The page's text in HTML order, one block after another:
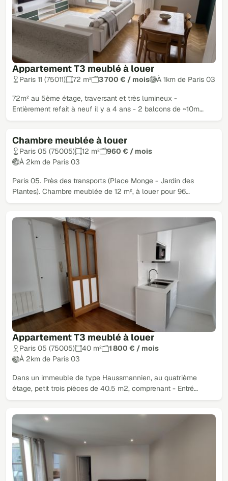
Appartement T3 meublé à louer
Paris 11 (75011) 72 m² 3 700 € / mois À 1km de Paris 03
72m² au 5ème étage, traversant et très lumineux -
Entièrement refait à neuf il y a 4 ans - 2 balcons de ~10m…
Chambre meublée à louer
Paris 05 (75005) 12 m²
960 € / mois
À 2km de Paris 03
Paris 05. Près des transports (Place Monge - Jardin des
Plantes). Chambre meublée de 12 m², à louer pour 96…
Appartement T3 meublé à louer
Paris 05 (75005) 40 m²
1 800 € / mois
À 2km de Paris 03
Dans un immeuble de type Haussmannien, au quatrième
étage, petit trois pièces de 40.5 m2, comprenant - Entré…